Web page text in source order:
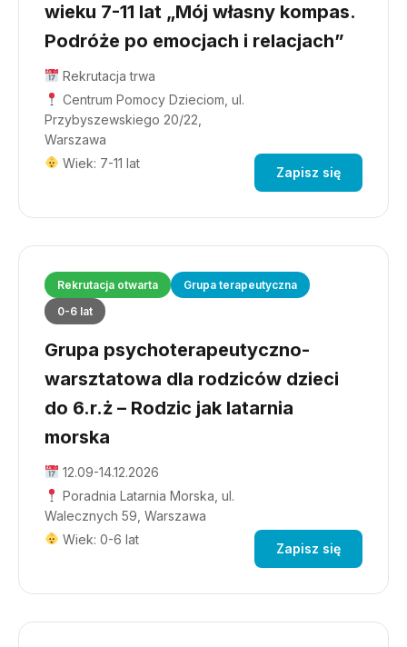
wieku 7-11 lat „Mój własny kompas.
Podróże po emocjach i relacjach”
Rekrutacja trwa
Centrum Pomocy Dzieciom, ul.
Przybyszewskiego 20/22,
Warszawa
Wiek: 7-11 lat
Zapisz się
Rekrutacja otwarta
Grupa terapeutyczna
0-6 lat
Grupa psychoterapeutyczno-
warsztatowa dla rodziców dzieci
do 6.r.ż – Rodzic jak latarnia
morska
12.09-14.12.2026
Poradnia Latarnia Morska, ul.
Walecznych 59, Warszawa
Wiek: 0-6 lat
Zapisz się